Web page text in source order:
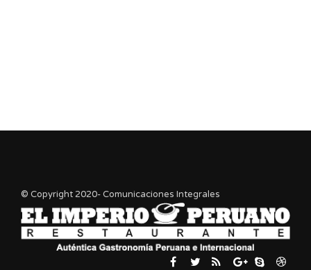
© Copyright 2020- Comunicaciones Integrales